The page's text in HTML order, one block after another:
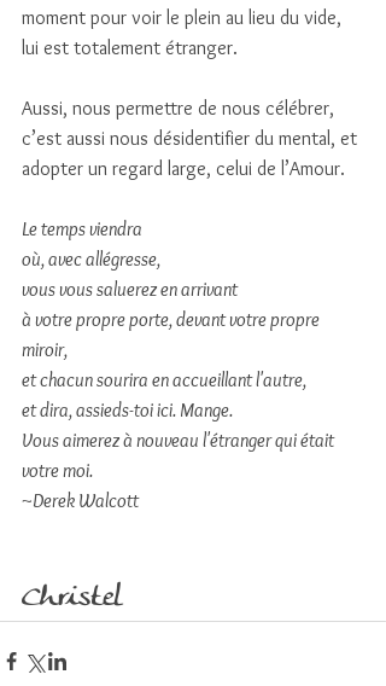
moment pour voir le plein au lieu du vide,
lui est totalement étranger.
Aussi, nous permettre de nous célébrer,
c’est aussi nous désidentifier du mental, et
adopter un regard large, celui de l’Amour.
Le temps viendra
où, avec allégresse,
vous vous saluerez en arrivant
à votre propre porte, devant votre propre
miroir,
et chacun sourira en accueillant l'autre,
et dira, assieds-toi ici. Mange.
Vous aimerez à nouveau l'étranger qui était
votre moi.
~Derek Walcott
Christel